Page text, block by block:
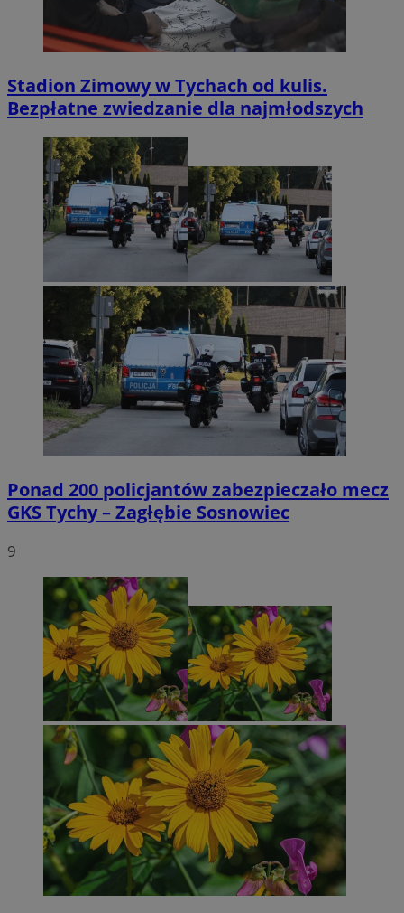
Stadion Zimowy w Tychach od kulis.
Bezpłatne zwiedzanie dla najmłodszych
Ponad 200 policjantów zabezpieczało mecz
GKS Tychy – Zagłębie Sosnowiec
9